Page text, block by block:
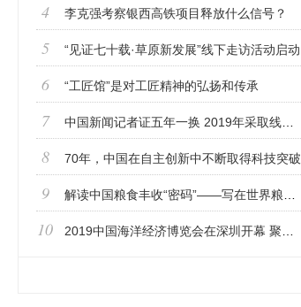
4 李克强考察银西高铁项目释放什么信号？
5 “见证七十载·草原新发展”线下走访活动启动
6 “工匠馆”是对工匠精神的弘扬和传承
7 中国新闻记者证五年一换 2019年采取线上线下两种
8 70年，中国在自主创新中不断取得科技突破
9 解读中国粮食丰收“密码”——写在世界粮食日到来
10 2019中国海洋经济博览会在深圳开幕 聚焦科技创新